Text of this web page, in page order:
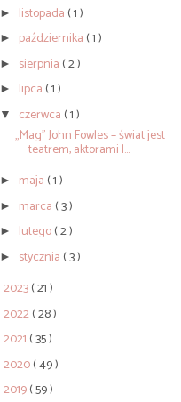
► listopada ( 1 )
► października ( 1 )
► sierpnia ( 2 )
► lipca ( 1 )
▼ czerwca ( 1 )
„Mag” John Fowles – świat jest
teatrem, aktorami l...
► maja ( 1 )
► marca ( 3 )
► lutego( 2 )
► stycznia ( 3 )
2023( 21 )
2022( 28 )
2021 ( 35 )
2020( 49 )
2019( 59 )